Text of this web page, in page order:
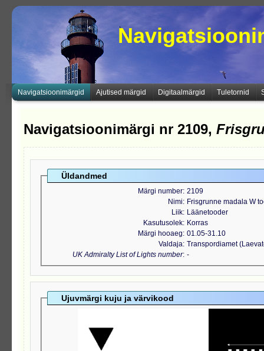
Navigatsioonimärgid Ajutised märgid Digitaalmärgid Tuletornid
Navigatsioonimärgi nr 2109,
Üldandmed
Märgi number 2109
Nimi
Frisgrunne madala W
Liik
Läänetooder
Kasutusolek
Korras
Märgi hooaeg 01.05-31.10
Valdaja Transpordiamet
UK Admiralty List of Lights number -
Ujuvmärgi kuju ja värvikood